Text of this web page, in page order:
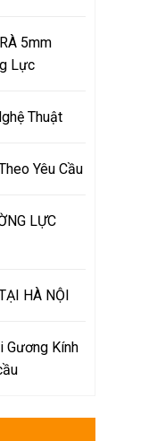
5mm
Lực
Thuật
Yêu Cầu
LỰC
HÀ NỘI
Gương Kính